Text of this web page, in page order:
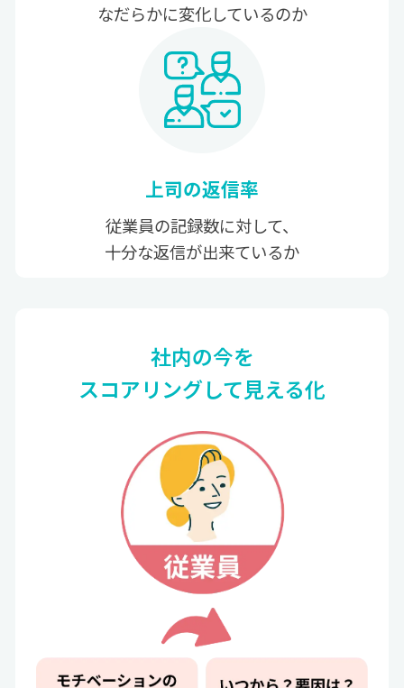
なだらかに変化しているのか
上司の返信率
従業員の記録数に対して、
十分な返信が出来ているか
社内の今を
スコアリングして見える化